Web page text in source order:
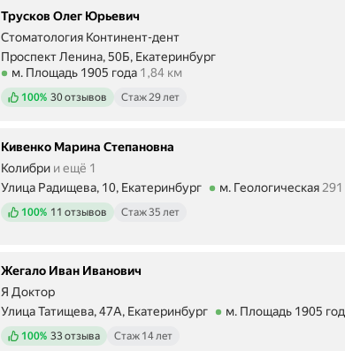
Трусков Олег Юрьевич
Стоматология Континент-дент
Проспект Ленина, 50Б, Екатеринбург
Метро м. Площадь 1905 года Расстояние 1,84 км
м. Площадь 1905 года 1,84 км
Положительных отзывов
100% 30 отзывов Стаж 29 лет
Кивенко Марина Степановна
Колибри и ещё 1
Улица Радищева, 10, Екатеринбург
Метро м. Геологическая Расстояние 291 м
м. Геологическая
Положительных отзывов
100% 11 отзывов Стаж 35 лет
Жегало Иван Иванович
Я Доктор
Улица Татищева, 47А, Екатеринбург
Метро м. Площадь 1905 года Расстояние 2 км
м. Площадь 1905
Положительных отзывов
100% 33 отзыва Стаж 14 лет